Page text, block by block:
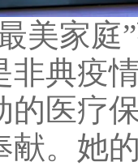
家庭”
非典疫
的医疗
献。她